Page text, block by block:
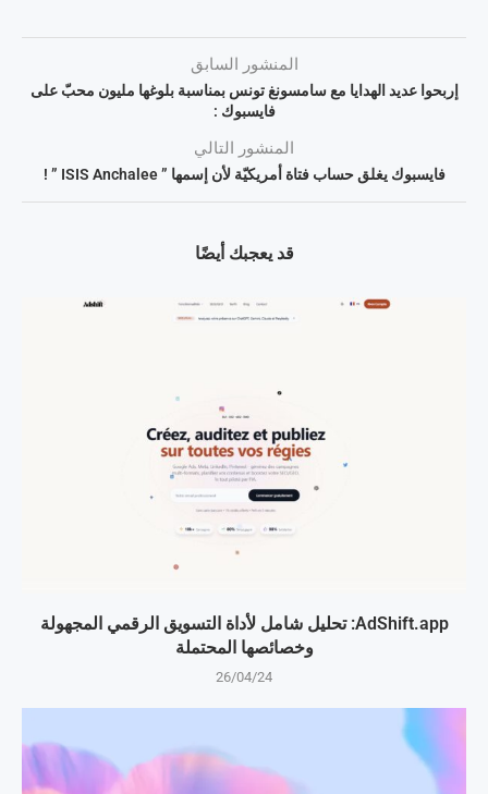
المنشور السابق
إربحوا عديد الهدايا مع سامسونغ تونس بمناسبة بلوغها مليون محبّ على
فايسبوك :
المنشور التالي
فايسبوك يغلق حساب فتاة أمريكيّة لأن إسمها ” ISIS Anchalee ” !
قد يعجبك أيضًا
AdShift.app: تحليل شامل لأداة التسويق الرقمي المجهولة
وخصائصها المحتملة
26/04/24